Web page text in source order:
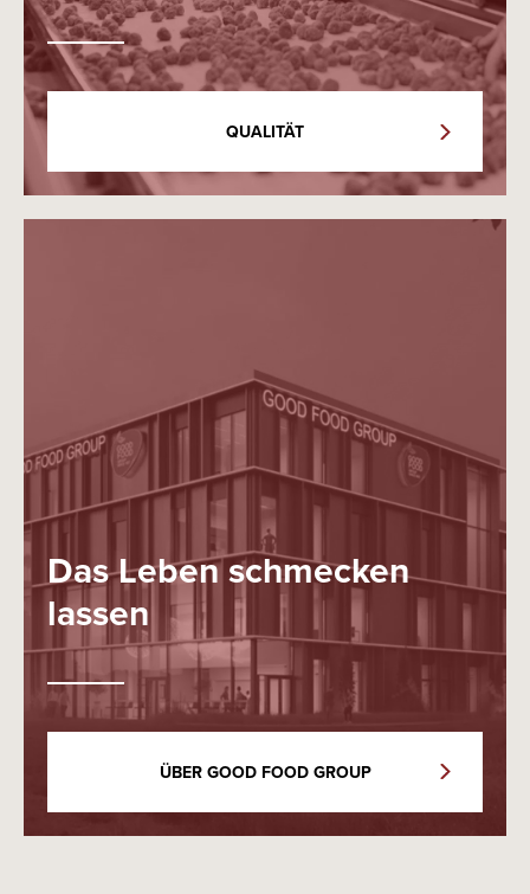
QUALITÄT
Das Leben schmecken
lassen
ÜBER GOOD FOOD GROUP